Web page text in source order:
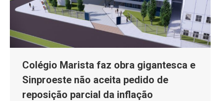
Colégio Marista faz obra gigantesca e
Sinproeste não aceita pedido de
reposição parcial da inflação